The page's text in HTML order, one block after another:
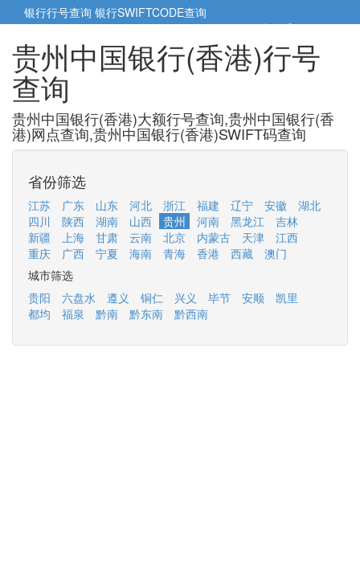
银行行号查询 银行SWIFTCODE查询
5cm小帮手5cm.cn
贵州中国银行(香港)行号
查询
贵州中国银行(香港)大额行号查询,贵州中国银行(香
港)网点查询,贵州中国银行(香港)SWIFT码查询
省份筛选
江苏 广东 山东 河北 浙江 福建 辽宁 安徽
湖北
四川
陕西 湖南 山西 贵州 河南 黑龙江
吉林
新疆
上海 甘肃 云南 北京 内蒙古 天津
江西
重庆
广西 宁夏 海南 青海 香港 西藏
澳门
城市筛选
贵阳
六盘水 遵义 铜仁 兴义 毕节 安顺
凯里
都均
福泉 黔南 黔东南 黔西南